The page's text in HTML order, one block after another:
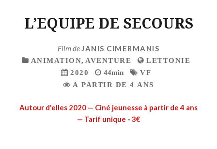
L’EQUIPE DE SECOURS
Film deJANIS CIMERMANIS
ANIMATION, AVENTURE
LETTONIE
2020
44min
VF
A PARTIR DE 4 ANS
Autour d'elles 2020 — Ciné jeunesse à partir de 4 ans
— Tarif unique - 3€